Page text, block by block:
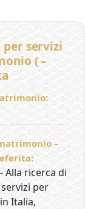
per servizi
( –
–
Alla ricerca di
per
Italia,